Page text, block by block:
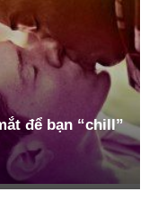
để bạn “chill”